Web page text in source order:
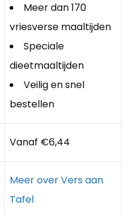
Meer dan 170
vriesverse maaltijden
Speciale
dieetmaaltijden
Veilig en snel
bestellen
Vanaf €6,44
Meer over Vers aan
Tafel